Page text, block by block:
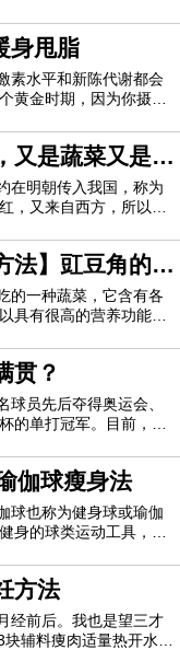
的水果？下面妈网一一
的吗热性水果指的是热
、荔枝、榴莲、木
身甩脂
素水平和新陈代谢都会
黄金时期，因为你摄入
让介绍7款热门的经期
也能轻松减肥。一、凉
葱末、盐、糖、酱
又是蔬菜又是水
在明朝传入我国，称为
，又来自西方，所以又
有丰富的营养，包括矿
、有机酸及少量的蛋白
在人体内可以转化
法】豇豆角的烹
养功能
的一种蔬菜，它含有各
具有很高的营养功能
香豇豆等等，豇豆角的
地方哦，比如豇豆角一
中毒哦，还想要更多
贯？
球员先后夺得奥运会、
的单打冠军。目前，国
、邓亚萍（中国）、刘
国）、王楠（中国）、
中国）、李晓霞（
伽球瘦身法
球也称为健身球或瑜伽
身的球类运动工具，看
量哦！运动瘦身的有效
形，塑造优美线条比瑜
的平衡感，增强对
方法
经前后。我也是望三才
辅料痩肉适量热开水1